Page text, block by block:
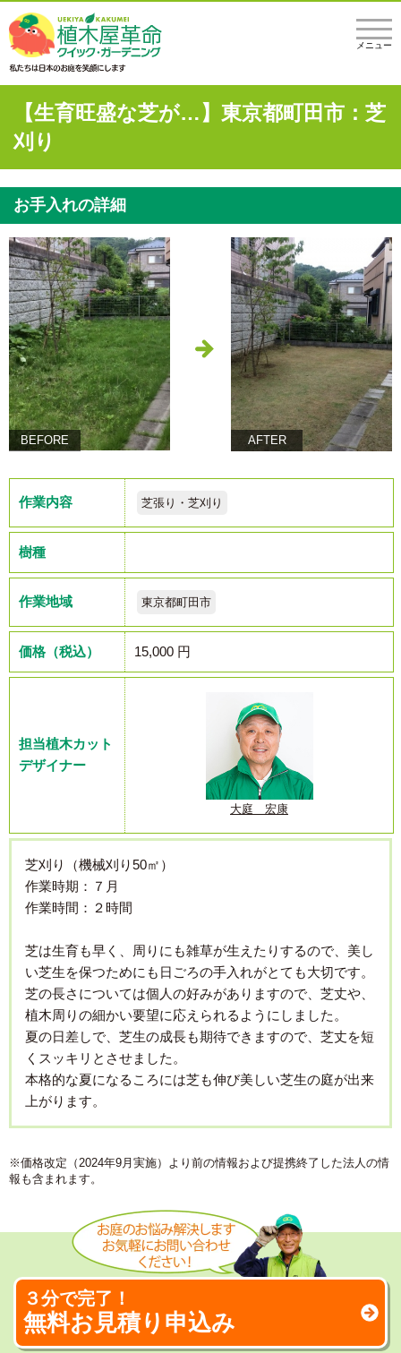
メニュー
【生育旺盛な芝が…】東京都町田市：芝
刈り
お手入れの詳細
BEFORE AFTER
作業内容 芝張り・芝刈り
樹種
作業地域 東京都町田市
価格（税込） 15,000 円
担当植木カット
デザイナー
大庭 宏康
芝刈り（機械刈り50㎡）
作業時期：７月
作業時間：２時間
芝は生育も早く、周りにも雑草が生えたりするので、美し
い芝生を保つためにも日ごろの手入れがとても大切です。
芝の長さについては個人の好みがありますので、芝丈や、
植木周りの細かい要望に応えられるようにしました。
夏の日差しで、芝生の成長も期待できますので、芝丈を短
くスッキリとさせました。
本格的な夏になるころには芝も伸び美しい芝生の庭が出来
上がります。
※価格改定（2024年9月実施）より前の情報および提携終了した法人の情
報も含まれます。
３分で完了！
無料お見積り申込み